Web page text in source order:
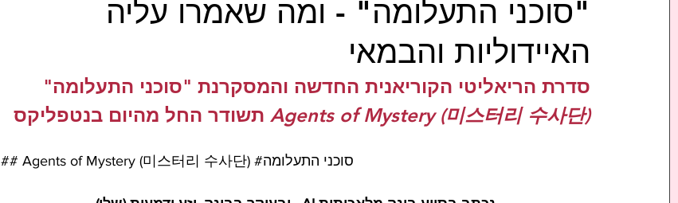
"סוכני התעלומה" - ומה שאמרו עליה
האיידוליות והבמאי
סדרת הריאליטי הקוריאנית החדשה והמסקרנת "סוכני התעלומה"
Agents of Mystery (미스터리 수사단) תשודר החל מהיום בנטפליקס
## Agents of Mystery (미스터리 수사단) #סוכני התעלומה